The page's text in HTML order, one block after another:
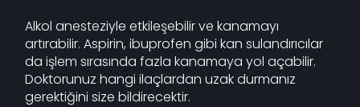
Alkol anesteziyle etkileşebilir ve kanamayı
artırabilir. Aspirin, ibuprofen gibi kan sulandırıcılar
da işlem sırasında fazla kanamaya yol açabilir.
Doktorunuz hangi ilaçlardan uzak durmanız
gerektiğini size bildirecektir.